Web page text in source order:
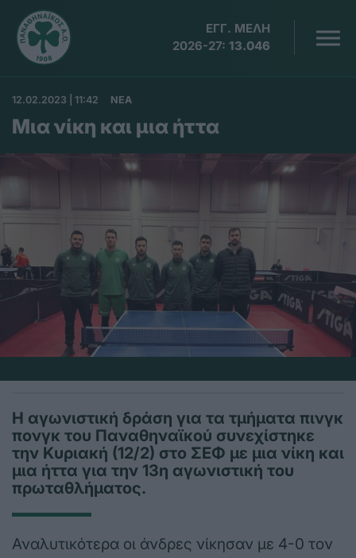
ΕΓΓ. ΜΕΛΗ
2026-27: 13.046
12.02.2023 | 11:42 ΝΕΑ
Μια νίκη και μια ήττα
Η αγωνιστική δράση για τα τμήματα πινγκ
πονγκ του Παναθηναϊκού συνεχίστηκε
την Κυριακή (12/2) στο ΣΕΦ με μια νίκη και
μια ήττα για την 13η αγωνιστική του
πρωταθλήματος.
Αναλυτικότερα οι άνδρες νίκησαν με 4-0 τον